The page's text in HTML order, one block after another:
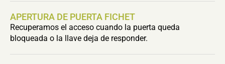
APERTURA DE PUERTA FICHET
Recuperamos el acceso cuando la puerta queda
bloqueada o la llave deja de responder.